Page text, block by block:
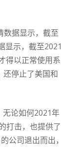
数据显示，截至
显示，截至2021
得以正常使用系
停止了美国和
论如何2021年
打击，也提供了
公司退出而出，